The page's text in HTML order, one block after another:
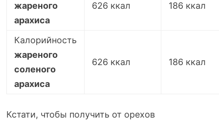
жареного
арахиса
626 ккал 186 ккал
Калорийность
жареного
соленого
арахиса
626 ккал 186 ккал
Кстати, чтобы получить от орехов